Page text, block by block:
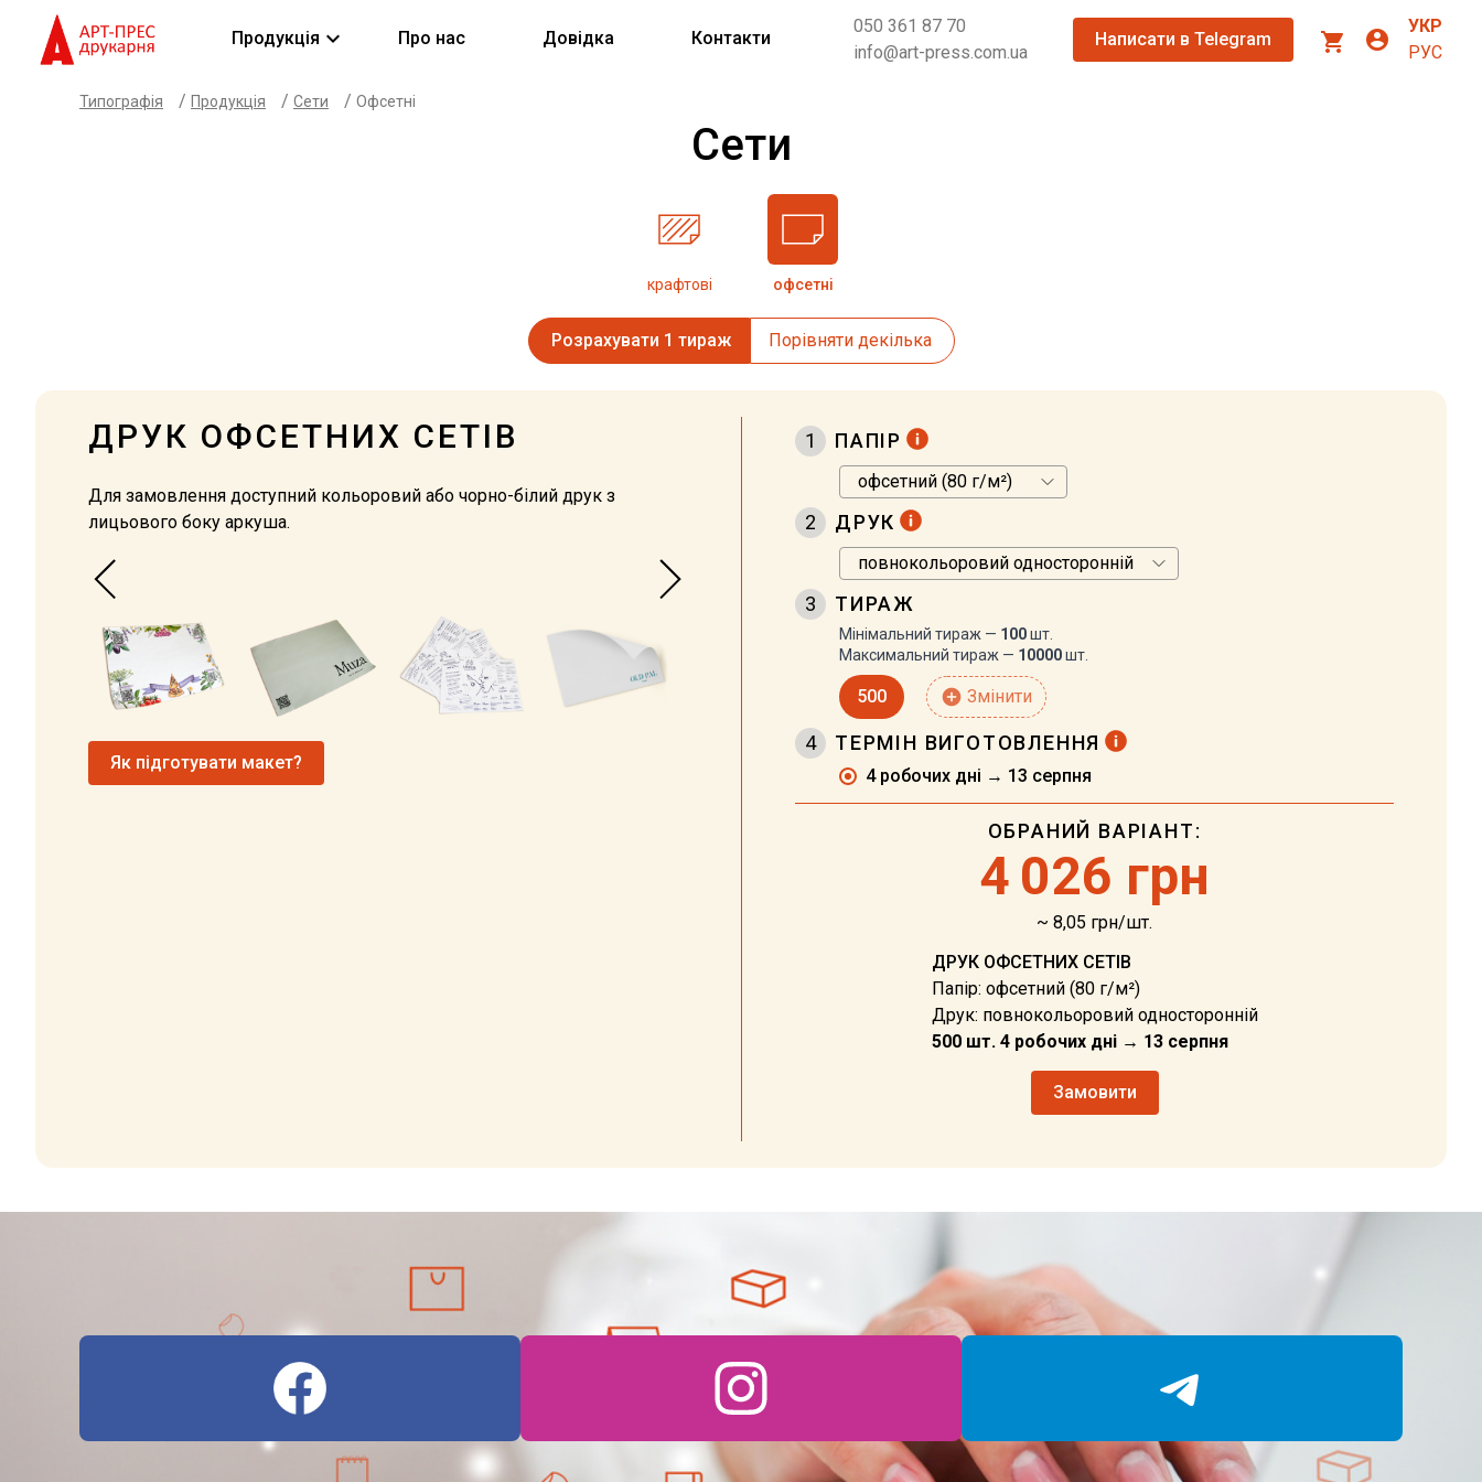
Продукція keyboard_arrow_down Про нас Довідка Контакти
050 361 87 70
info@art-press.com.ua
Написати в Telegram shopping_cart account_circle
УКР
РУС
Типографія / Продукція / Сети / Офсетні
Сети
крафтові офсетні
Розрахувати 1 тираж Порівняти декілька
ДРУК ОФСЕТНИХ СЕТІВ
Для замовлення доступний кольоровий або чорно-білий друк з
лицьового боку аркуша.
Як підготувати макет?
1 ПАПІР
2 ДРУК
3 ТИРАЖ
Мінімальний тираж — 100шт.
Максимальний тираж — 10000шт.
500 add_circle Змінити
4 ТЕРМІН ВИГОТОВЛЕННЯ
4 робочих дні → 13 серпня
ОБРАНИЙ ВАРІАНТ:
4 026 грн
~ 8,05 грн/шт.
ДРУК ОФСЕТНИХ СЕТІВ
Папір: офсетний (80 г/м²)
Друк: повнокольоровий односторонній
500 шт. 4 робочих дні → 13 серпня
Замовити